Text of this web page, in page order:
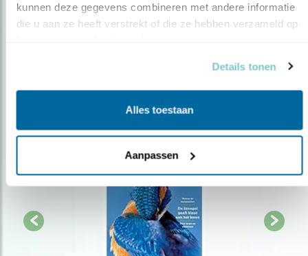
kunnen deze gegevens combineren met andere informatie
die u aan ze heeft verstrekt of die ze hebben verzameld op
Details tonen
Alles toestaan
Aanpassen